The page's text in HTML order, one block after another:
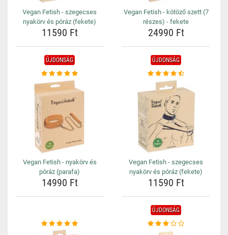
Vegan Fetish - szegecses
nyakörv és póráz (fekete)
11590 Ft
Vegan Fetish - kötöző szett (7
részes) - fekete
24990 Ft
ÚJDONSÁG
Vegan Fetish - nyakörv és
póráz (parafa)
14990 Ft
ÚJDONSÁG
Vegan Fetish - szegecses
nyakörv és póráz (fekete)
11590 Ft
ÚJDONSÁG